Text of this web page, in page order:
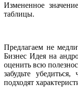
Измененное
таблицы.
Предлагаем не
Бизнес Идея на
оценить всю
забудьте
подходят